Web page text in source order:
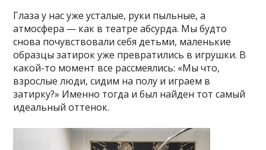
Глаза у нас уже усталые, руки пыльные, а
атмосфера — как в театре абсурда. Мы будто
снова почувствовали себя детьми, маленькие
образцы затирок уже превратились в игрушки. В
какой-то момент все рассмеялись: «Мы что,
взрослые люди, сидим на полу и играем в
затирку?» Именно тогда и был найден тот самый
идеальный оттенок.